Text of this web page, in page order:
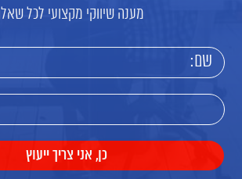
מענה שיווקי מקצועי לכל